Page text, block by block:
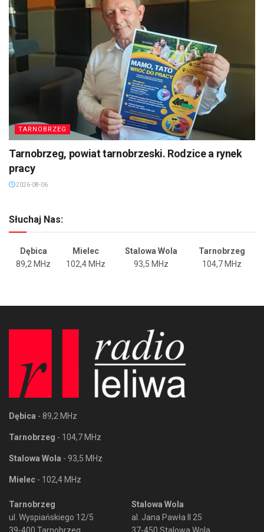
TARNOBRZEG
Tarnobrzeg, powiat tarnobrzeski. Rodzice a rynek
pracy
2026-08-06
Słuchaj Nas:
Dębica Mielec Stalowa Wola
Tarnobrzeg
89,2 MHz
102,4 MHz 93,5 MHz 104,7 MHz
Dębica - 89,2 MHz
Tarnobrzeg - 104,7 MHz
Stalowa Wola - 93,5 MHz
Mielec - 102,4 MHz
Tarnobrzeg
ul. Wyspiańskiego 12/5
Stalowa Wola
al. Jana Pawła II 25